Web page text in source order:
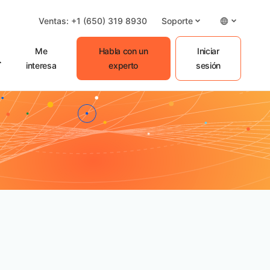
Ventas: +1 (650) 319 8930 Soporte
Me
interesa
Habla con un
experto
Iniciar
sesión